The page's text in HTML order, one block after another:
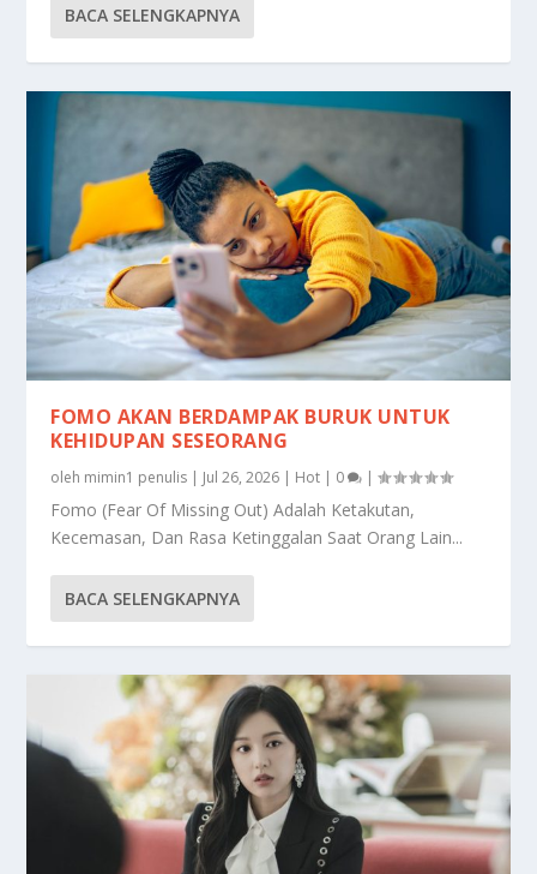
BACA SELENGKAPNYA
FOMO AKAN BERDAMPAK BURUK UNTUK
KEHIDUPAN SESEORANG
oleh mimin1 penulis | Jul 26, 2026 | Hot | 0 |
Fomo (Fear Of Missing Out) Adalah Ketakutan,
Kecemasan, Dan Rasa Ketinggalan Saat Orang Lain...
BACA SELENGKAPNYA